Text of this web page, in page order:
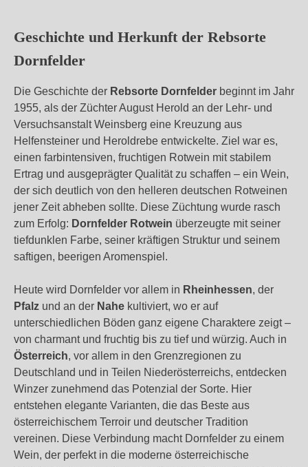
Geschichte und Herkunft der Rebsorte
Dornfelder
Die Geschichte der Rebsorte Dornfelder beginnt im Jahr
1955, als der Züchter August Herold an der Lehr- und
Versuchsanstalt Weinsberg eine Kreuzung aus
Helfensteiner und Heroldrebe entwickelte. Ziel war es,
einen farbintensiven, fruchtigen Rotwein mit stabilem
Ertrag und ausgeprägter Qualität zu schaffen – ein Wein,
der sich deutlich von den helleren deutschen Rotweinen
jener Zeit abheben sollte. Diese Züchtung wurde rasch
zum Erfolg: Dornfelder Rotwein überzeugte mit seiner
tiefdunklen Farbe, seiner kräftigen Struktur und seinem
saftigen, beerigen Aromenspiel.
Heute wird Dornfelder vor allem in Rheinhessen, der
Pfalz und an der Nahe kultiviert, wo er auf
unterschiedlichen Böden ganz eigene Charaktere zeigt –
von charmant und fruchtig bis zu tief und würzig. Auch in
Österreich, vor allem in den Grenzregionen zu
Deutschland und in Teilen Niederösterreichs, entdecken
Winzer zunehmend das Potenzial der Sorte. Hier
entstehen elegante Varianten, die das Beste aus
österreichischem Terroir und deutscher Tradition
vereinen. Diese Verbindung macht Dornfelder zu einem
Wein, der perfekt in die moderne österreichische